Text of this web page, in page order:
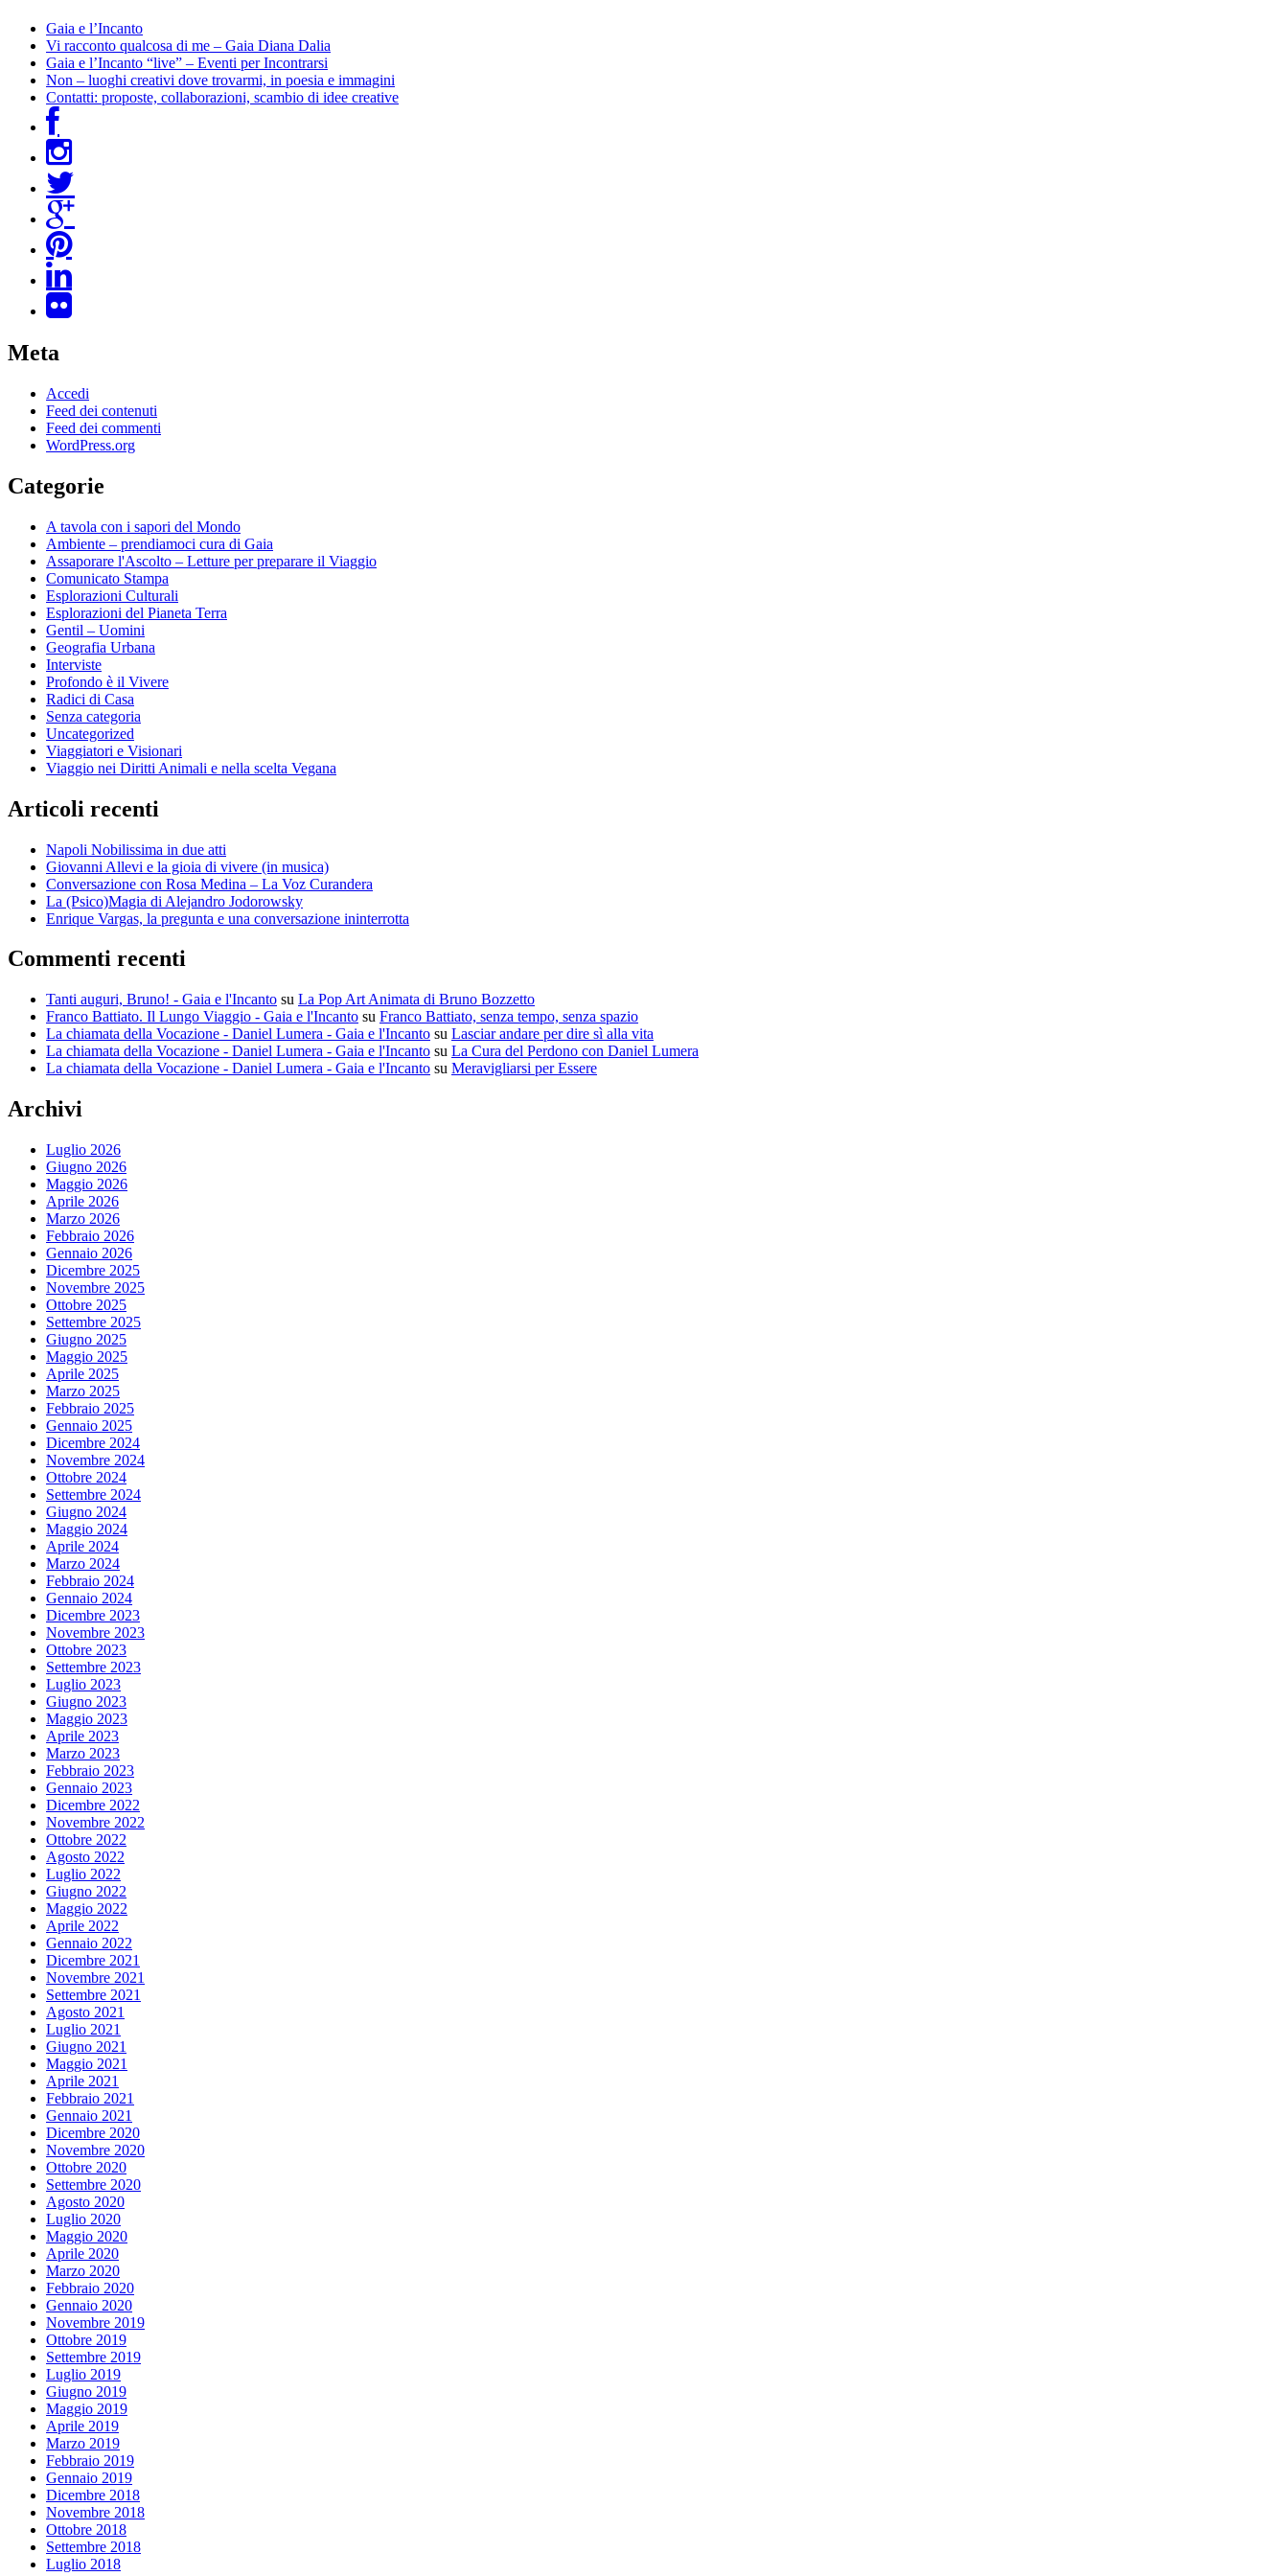
Gaia e l’Incanto
Vi racconto qualcosa di me – Gaia Diana Dalia
Gaia e l’Incanto “live” – Eventi per Incontrarsi
Non – luoghi creativi dove trovarmi, in poesia e immagini
Contatti: proposte, collaborazioni, scambio di idee creative
Meta
Accedi
Feed dei contenuti
Feed dei commenti
WordPress.org
Categorie
A tavola con i sapori del Mondo
Ambiente – prendiamoci cura di Gaia
Assaporare l'Ascolto – Letture per preparare il Viaggio
Comunicato Stampa
Esplorazioni Culturali
Esplorazioni del Pianeta Terra
Gentil – Uomini
Geografia Urbana
Interviste
Profondo è il Vivere
Radici di Casa
Senza categoria
Uncategorized
Viaggiatori e Visionari
Viaggio nei Diritti Animali e nella scelta Vegana
Articoli recenti
Napoli Nobilissima in due atti
Giovanni Allevi e la gioia di vivere (in musica)
Conversazione con Rosa Medina – La Voz Curandera
La (Psico)Magia di Alejandro Jodorowsky
Enrique Vargas, la pregunta e una conversazione ininterrotta
Commenti recenti
Tanti auguri, Bruno! - Gaia e l'Incanto su La Pop Art Animata di Bruno Bozzetto
Franco Battiato. Il Lungo Viaggio - Gaia e l'Incanto su Franco Battiato, senza tempo, senza spazio
La chiamata della Vocazione - Daniel Lumera - Gaia e l'Incanto su Lasciar andare per dire sì alla vita
La chiamata della Vocazione - Daniel Lumera - Gaia e l'Incanto su La Cura del Perdono con Daniel Lumera
La chiamata della Vocazione - Daniel Lumera - Gaia e l'Incanto su Meravigliarsi per Essere
Archivi
Luglio 2026
Giugno 2026
Maggio 2026
Aprile 2026
Marzo 2026
Febbraio 2026
Gennaio 2026
Dicembre 2025
Novembre 2025
Ottobre 2025
Settembre 2025
Giugno 2025
Maggio 2025
Aprile 2025
Marzo 2025
Febbraio 2025
Gennaio 2025
Dicembre 2024
Novembre 2024
Ottobre 2024
Settembre 2024
Giugno 2024
Maggio 2024
Aprile 2024
Marzo 2024
Febbraio 2024
Gennaio 2024
Dicembre 2023
Novembre 2023
Ottobre 2023
Settembre 2023
Luglio 2023
Giugno 2023
Maggio 2023
Aprile 2023
Marzo 2023
Febbraio 2023
Gennaio 2023
Dicembre 2022
Novembre 2022
Ottobre 2022
Agosto 2022
Luglio 2022
Giugno 2022
Maggio 2022
Aprile 2022
Gennaio 2022
Dicembre 2021
Novembre 2021
Settembre 2021
Agosto 2021
Luglio 2021
Giugno 2021
Maggio 2021
Aprile 2021
Febbraio 2021
Gennaio 2021
Dicembre 2020
Novembre 2020
Ottobre 2020
Settembre 2020
Agosto 2020
Luglio 2020
Maggio 2020
Aprile 2020
Marzo 2020
Febbraio 2020
Gennaio 2020
Novembre 2019
Ottobre 2019
Settembre 2019
Luglio 2019
Giugno 2019
Maggio 2019
Aprile 2019
Marzo 2019
Febbraio 2019
Gennaio 2019
Dicembre 2018
Novembre 2018
Ottobre 2018
Settembre 2018
Luglio 2018